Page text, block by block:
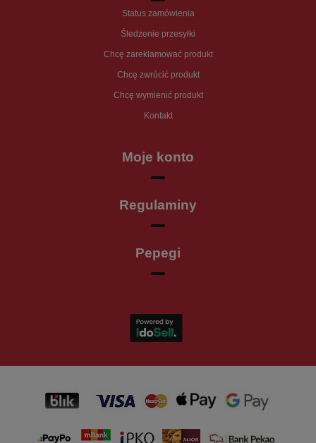
Status zamówienia
Śledzenie przesyłki
Chcę zareklamować produkt
Chcę zwrócić produkt
Chcę wymienić produkt
Kontakt
Moje konto
Regulaminy
Pepegi